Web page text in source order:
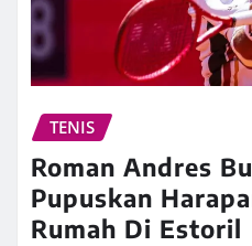
TENIS
Roman Andres
Pupuskan
Rumah Di Estoril